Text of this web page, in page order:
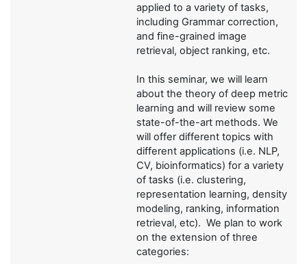
applied to a variety of tasks,
including Grammar correction,
and fine-grained image
retrieval, object ranking, etc.
In this seminar, we will learn
about the theory of deep metric
learning and will review some
state-of-the-art methods. We
will offer different topics with
different applications (i.e. NLP,
CV, bioinformatics) for a variety
of tasks (i.e. clustering,
representation learning, density
modeling, ranking, information
retrieval, etc). We plan to work
on the extension of three
categories: